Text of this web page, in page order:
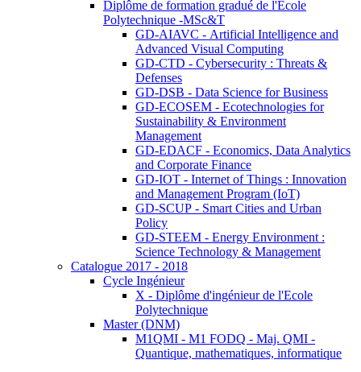
Diplôme de formation gradué de l'Ecole
Polytechnique -MSc&T
GD-AIAVC - Artificial Intelligence and
Advanced Visual Computing
GD-CTD - Cybersecurity : Threats &
Defenses
GD-DSB - Data Science for Business
GD-ECOSEM - Ecotechnologies for
Sustainability & Environment
Management
GD-EDACF - Economics, Data Analytics
and Corporate Finance
GD-IOT - Internet of Things : Innovation
and Management Program (IoT)
GD-SCUP - Smart Cities and Urban
Policy
GD-STEEM - Energy Environment :
Science Technology & Management
Catalogue 2017 - 2018
Cycle Ingénieur
X - Diplôme d'ingénieur de l'Ecole
Polytechnique
Master (DNM)
M1QMI - M1 FODQ - Maj. QMI -
Quantique, mathematiques, informatique